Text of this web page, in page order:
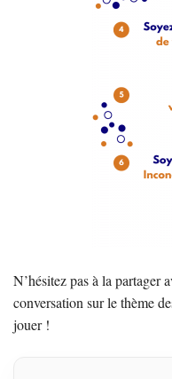
N’hésitez pas à la partager
conversation sur le thème
jouer !